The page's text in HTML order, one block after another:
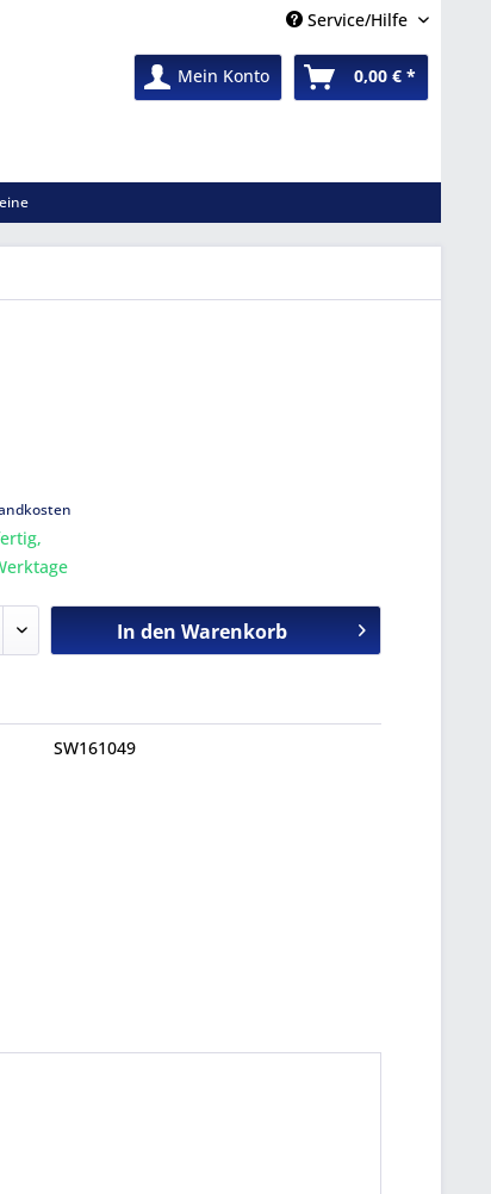
Service/Hilfe
Mein Konto 0,00 € *
In den Warenkorb
SW161049